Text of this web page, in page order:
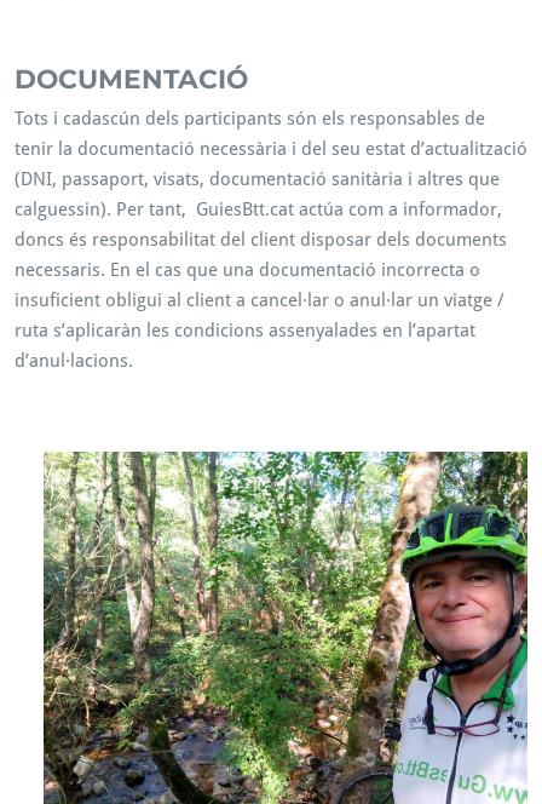
DOCUMENTACIÓ
Tots i cadascún dels participants són els responsables de
tenir la documentació necessària i del seu estat d’actualització
(DNI, passaport, visats, documentació sanitària i altres que
calguessin). Per tant, GuiesBtt.cat actúa com a informador,
doncs és responsabilitat del client disposar dels documents
necessaris. En el cas que una documentació incorrecta o
insuficient obligui al client a cancel·lar o anul·lar un viatge /
ruta s’aplicaràn les condicions assenyalades en l’apartat
d’anul·lacions.